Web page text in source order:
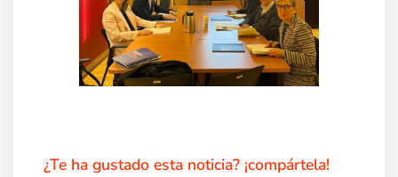
¿Te ha gustado esta noticia? ¡compártela!